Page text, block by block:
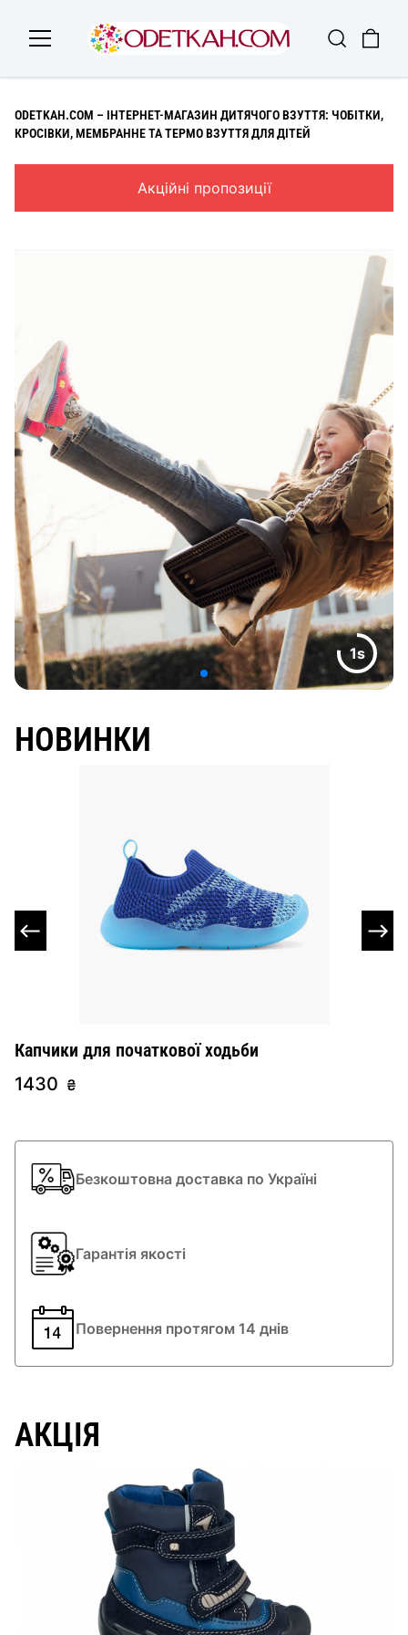
ODETKAH.COM – ІНТЕРНЕТ-МАГАЗИН ДИТЯЧОГО ВЗУТТЯ: ЧОБІТКИ,
КРОСІВКИ, МЕМБРАННЕ ТА ТЕРМО ВЗУТТЯ ДЛЯ ДІТЕЙ
Акційні пропозиції
1s
НОВИНКИ
Капчики для початкової ходьби
1430 ₴
Безкоштовна доставка по Україні
Гарантія якості
Повернення протягом 14 днів
АКЦІЯ